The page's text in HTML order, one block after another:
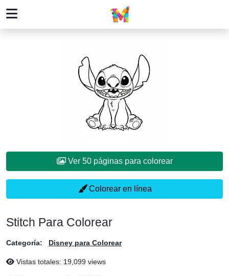
Ver 50 páginas para colorear
Colorear en línea
Stitch Para Colorear
Categoría: Disney para Colorear
Vistas totales: 19,099 views